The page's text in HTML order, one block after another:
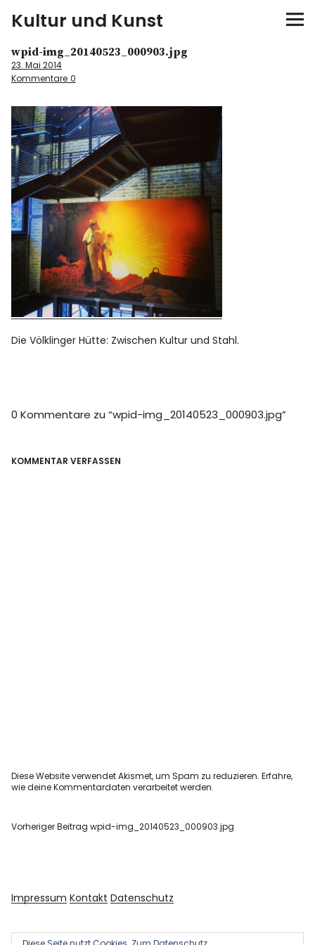
Kultur und Kunst
kultur & kunst
Spiele
Konzerte
Museen bei…
Bloggerreisen
Über mich
wpid-img_20140523_000903.jpg
23. Mai 2014
Kommentare 0
Die Völklinger Hütte: Zwischen Kultur und Stahl.
0 Kommentare zu “wpid-img_20140523_000903.jpg”
KOMMENTAR VERFASSEN
Diese Website verwendet Akismet, um Spam zu reduzieren.Erfahre,
wie deine Kommentardaten verarbeitet werden.
Vorheriger Beitrag wpid-img_20140523_000903.jpg
Impressum Kontakt Datenschutz